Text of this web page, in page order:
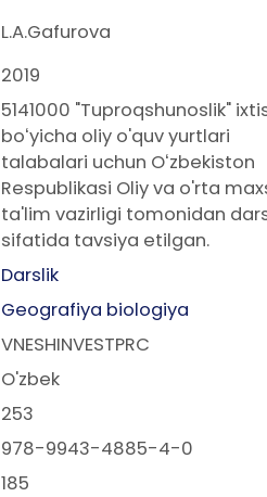
L.A.Gafurova
2019
5141000 "Tuproqshunoslik"
boʻyicha oliy o'quv yurtlari
talabalari uchun Oʻzbekiston
Respublikasi Oliy va o'rta
ta'lim vazirligi tomonidan
sifatida tavsiya etilgan.
Darslik
Geografiya biologiya
VNESHINVESTPRC
O'zbek
253
978-9943-4885-4-0
185